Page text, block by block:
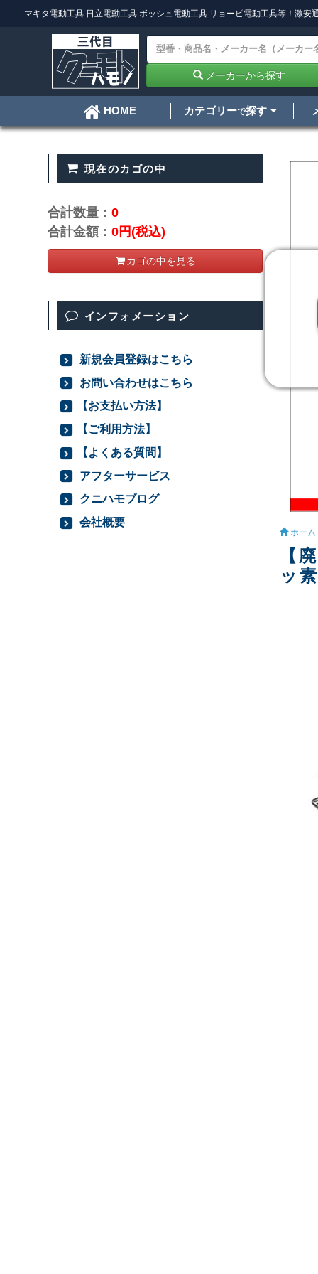
マキタ電動工具 日立電動工具 ボッシュ電動工具 リョービ電動工具等！激安
メーカーから探す
HOME カテゴリーで探す
ホーム
【
ッ
現在のカゴの中
合計数量：0
合計金額：0円(税込)
カゴの中を見る
インフォメーション
新規会員登録はこちら
お問い合わせはこちら
【お支払い方法】
【ご利用方法】
【よくある質問】
アフターサービス
クニハモブログ
会社概要